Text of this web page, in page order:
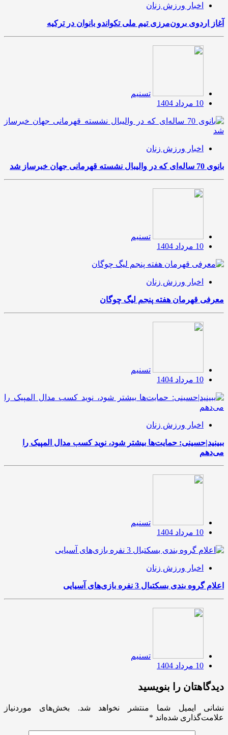
اخبار ورزش زنان
آغاز اردوی برون‌مرزی تیم ملی تکواندو بانوان در ترکیه
تسنیم
10 مرداد 1404
اخبار ورزش زنان
بانوی 70 ساله‌ای که در والیبال نشسته قهرمانی جهان خبرساز شد
تسنیم
10 مرداد 1404
اخبار ورزش زنان
معرفی قهرمان هفته پنجم لیگ چوگان
تسنیم
10 مرداد 1404
اخبار ورزش زنان
ببینید|حسینی: حمایت‌ها بیشتر شود، نوید کسب مدال المپیک را
می‌دهم
تسنیم
10 مرداد 1404
اخبار ورزش زنان
اعلام گروه بندی بسکتبال 3 نفره بازی‌های آسیایی
تسنیم
10 مرداد 1404
دیدگاهتان را بنویسید
نشانی ایمیل شما منتشر نخواهد شد.
بخش‌های موردنیاز
علامت‌گذاری شده‌اند *